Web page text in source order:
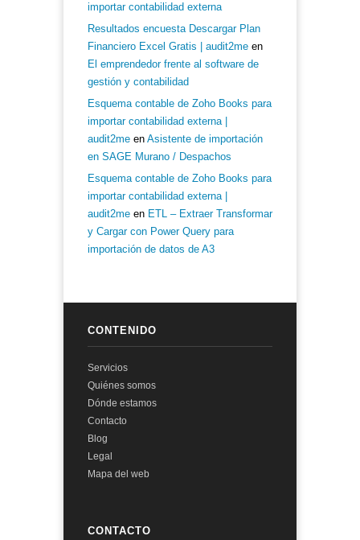
importar contabilidad externa
Resultados encuesta Descargar Plan
Financiero Excel Gratis | audit2me en
El emprendedor frente al software de
gestión y contabilidad
Esquema contable de Zoho Books para
importar contabilidad externa |
audit2me en Asistente de importación
en SAGE Murano / Despachos
Esquema contable de Zoho Books para
importar contabilidad externa |
audit2me en ETL – Extraer Transformar
y Cargar con Power Query para
importación de datos de A3
CONTENIDO
Servicios
Quiénes somos
Dónde estamos
Contacto
Blog
Legal
Mapa del web
CONTACTO